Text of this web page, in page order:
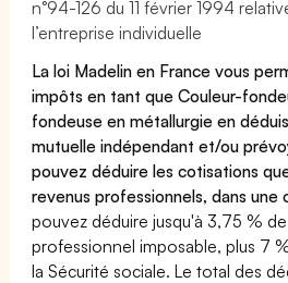
n°94-126 du 11 février 1994
l’entreprise individuelle
La loi Madelin en France vous
impôts en tant que Couleur-
fondeuse en métallurgie en
mutuelle indépendant et/ou
pouvez déduire les cotisations
revenus professionnels, dans
pouvez déduire jusqu'à 3,75 %
professionnel imposable, plus 7
la Sécurité sociale. Le total des